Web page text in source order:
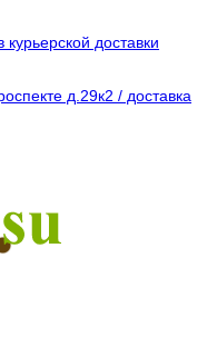
доставки
д.29к2 / доставка